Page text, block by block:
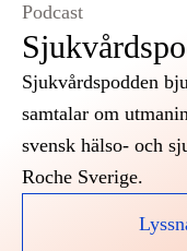
Podcast
Sjukvårdspodden
samtalar om
svensk hälso- och
Roche Sverige.